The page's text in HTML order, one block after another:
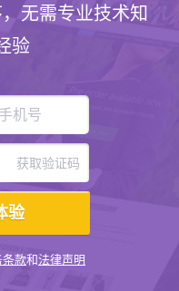
无需专业技术知
验
获取验证码
条款和法律声明